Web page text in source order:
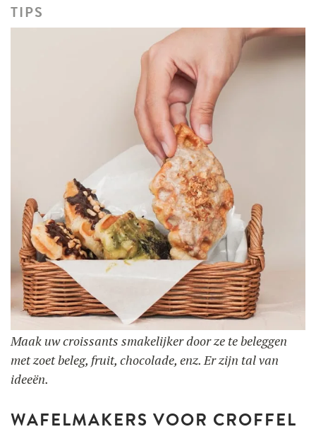
TIPS
Maak uw croissants smakelijker door ze te beleggen
met zoet beleg, fruit, chocolade, enz. Er zijn tal van
ideeën.
WAFELMAKERS VOOR CROFFEL